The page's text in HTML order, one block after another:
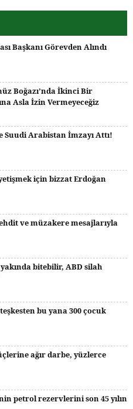
Başkanı Görevden Alındı
Boğazı’nda İkinci Bir
Asla İzin Vermeyeceğiz
Suudi Arabistan İmzayı Attı!
için bizzat Erdoğan
ve müzakere mesajlarıyla
bitebilir, ABD silah
bu yana 300 çocuk
ağır darbe, yüzlerce
petrol rezervlerini son 45 yılın